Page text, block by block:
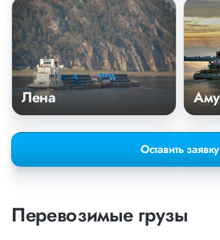
Лена
Оставить заявку
Перевозимые грузы